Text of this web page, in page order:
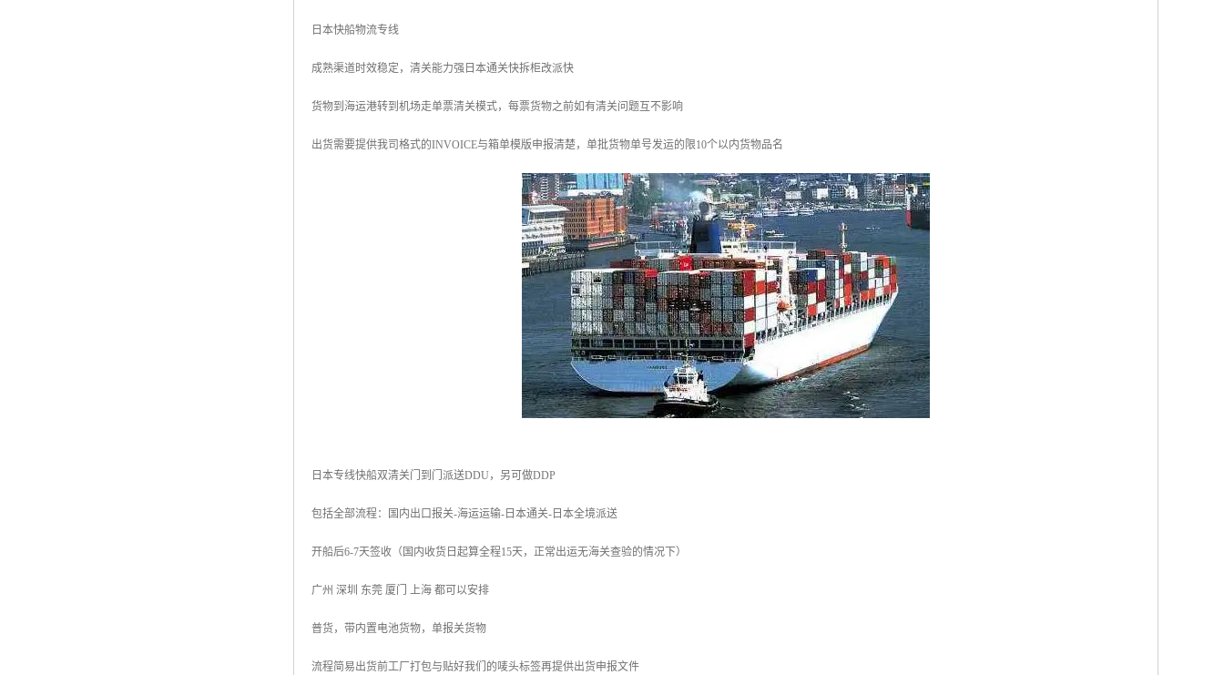
日本快船物流专线
成熟渠道时效稳定，清关能力强日本通关快拆柜改派快
货物到海运港转到机场走单票清关模式，每票货物之前如有清关问题互不影响
出货需要提供我司格式的INVOICE与箱单模版申报清楚，单批货物单号发运的限10个以内货物品名
日本专线快船双清关门到门派送DDU，另可做DDP
包括全部流程：国内出口报关-海运运输-日本通关-日本全境派送
开船后6-7天签收（国内收货日起算全程15天，正常出运无海关查验的情况下）
广州 深圳 东莞 厦门 上海 都可以安排
普货，带内置电池货物，单报关货物
流程简易出货前工厂打包与贴好我们的唛头标签再提供出货申报文件